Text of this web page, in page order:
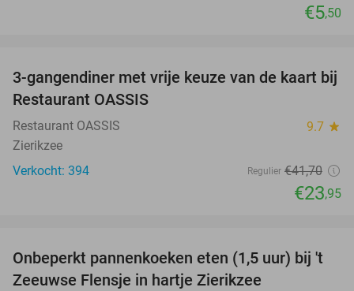
€5,50
43%
3-gangendiner met vrije keuze van de kaart bij
Restaurant OASSIS
Restaurant OASSIS 9.7 star
Zierikzee
Verkocht: 394
Regulier €41,70
€23,95
67%
Onbeperkt pannenkoeken eten (1,5 uur) bij 't
Zeeuwse Flensje in hartje Zierikzee